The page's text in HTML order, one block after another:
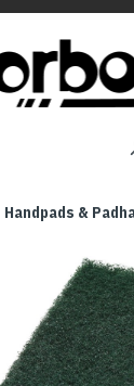
Handpads &